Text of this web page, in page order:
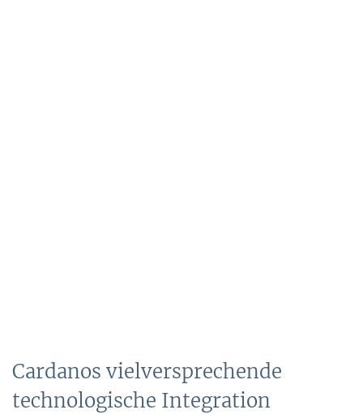
Cardanos vielversprechende
technologische Integration